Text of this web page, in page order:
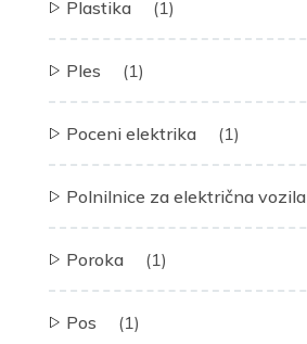
Plastika (1)
Ples (1)
Poceni elektrika (1)
Polnilnice za električna vozila
Poroka (1)
Pos (1)